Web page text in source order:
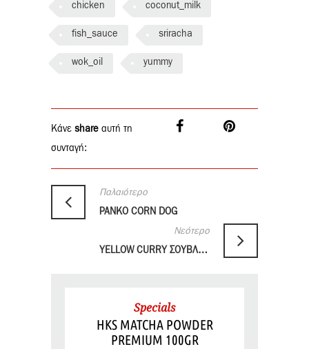
chicken coconut_milk
fish_sauce sriracha
wok_oil yummy
Κάνε share αυτή τη
συνταγή:
Παλαιότερο
PANKO CORN DOG
Νεότερο
YELLOW CURRY ΣΟΥΒΛΑΚΙΑ ΚΟΤΟΠΟΥΛΟ
Specials
HKS MATCHA POWDER
PREMIUM 100GR